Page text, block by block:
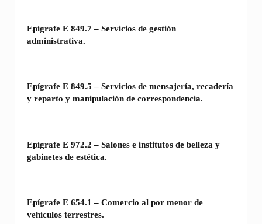
Epígrafe E 849.7 – Servicios de gestión
administrativa.
Epígrafe E 849.5 – Servicios de mensajería, recadería
y reparto y manipulación de correspondencia.
Epígrafe E 972.2 – Salones e institutos de belleza y
gabinetes de estética.
Epígrafe E 654.1 – Comercio al por menor de
vehículos terrestres.